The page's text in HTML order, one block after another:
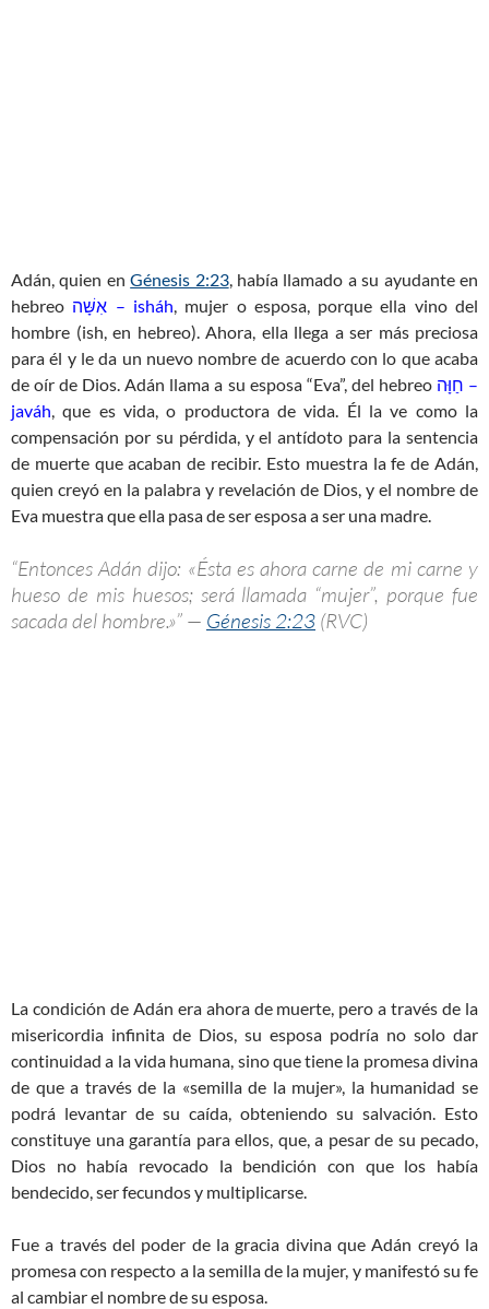
Adán, quien enGénesis 2:23, había llamado a su ayudante en
hebreo
אִשָּׁה – isháh, mujer o esposa, porque ella vino del
hombre (ish, en hebreo). Ahora, ella llega a ser más preciosa
para él y le da un nuevo nombre de acuerdo con lo que acaba
de oír de Dios. Adán llama a su esposa “Eva”, del hebreo חַוָּה –
javáh, que es vida, o productora de vida. Él la ve como la
compensación por su pérdida, y el antídoto para la sentencia
de muerte que acaban de recibir. Esto muestra la fe de Adán,
quien creyó en la palabra y revelación de Dios, y el nombre de
Eva muestra que ella pasa de ser esposa a ser una madre.
“Entonces Adán dijo: «Ésta es ahora carne de mi carne y
hueso de mis huesos; será llamada “mujer”, porque fue
sacada del hombre.»” — Génesis 2:23 (RVC)
La condición de Adán era ahora de muerte, pero a través de la
misericordia infinita de Dios, su esposa podría no solo dar
continuidad a la vida humana, sino que tiene la promesa divina
de que a través de la «semilla de la mujer», la humanidad se
podrá levantar de su caída, obteniendo su salvación. Esto
constituye una garantía para ellos, que, a pesar de su pecado,
Dios no había revocado la bendición con que los había
bendecido, ser fecundos y multiplicarse.
Fue a través del poder de la gracia divina que Adán creyó la
promesa con respecto a la semilla de la mujer, y manifestó su fe
al cambiar el nombre de su esposa.